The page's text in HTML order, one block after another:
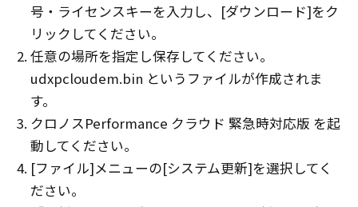
号・ライセンスキーを入力し、[ダウンロード]をク
リックしてください。
任意の場所を指定し保存してください。
udxpcloudem.bin というファイルが作成されま
す。
クロノスPerformance クラウド 緊急時対応版 を起
動してください。
[ファイル]メニューの[システム更新]を選択してく
ださい。